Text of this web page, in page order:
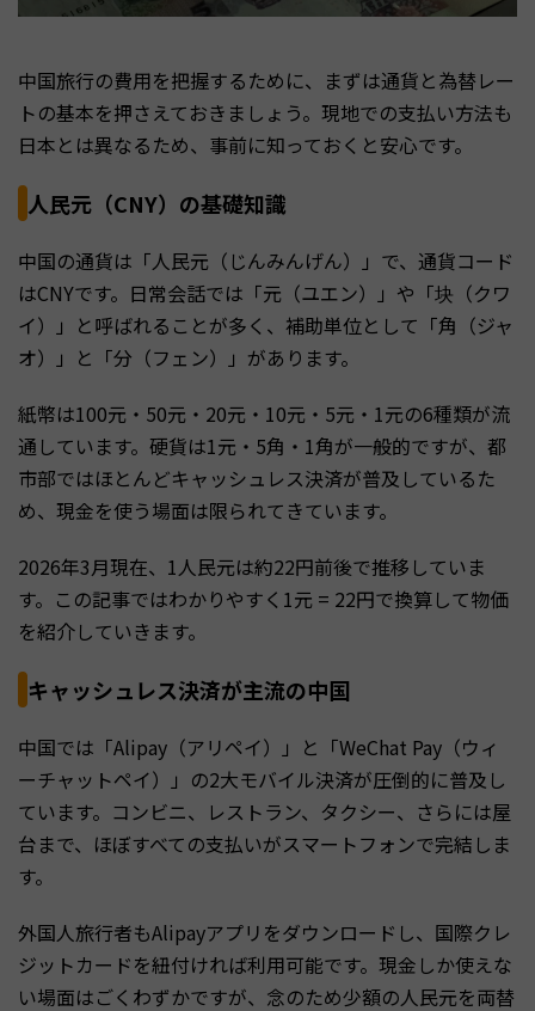
中国旅行の費用を把握するために、まずは通貨と為替レー
トの基本を押さえておきましょう。現地での支払い方法も
日本とは異なるため、事前に知っておくと安心です。
人民元（CNY）の基礎知識
中国の通貨は「人民元（じんみんげん）」で、通貨コード
はCNYです。日常会話では「元（ユエン）」や「块（クワ
イ）」と呼ばれることが多く、補助単位として「角（ジャ
オ）」と「分（フェン）」があります。
紙幣は100元・50元・20元・10元・5元・1元の6種類が流
通しています。硬貨は1元・5角・1角が一般的ですが、都
市部ではほとんどキャッシュレス決済が普及しているた
め、現金を使う場面は限られてきています。
2026年3月現在、1人民元は約22円前後で推移していま
す。この記事ではわかりやすく1元 = 22円で換算して物価
を紹介していきます。
キャッシュレス決済が主流の中国
中国では「Alipay（アリペイ）」と「WeChat Pay（ウィ
ーチャットペイ）」の2大モバイル決済が圧倒的に普及し
ています。コンビニ、レストラン、タクシー、さらには屋
台まで、ほぼすべての支払いがスマートフォンで完結しま
す。
外国人旅行者もAlipayアプリをダウンロードし、国際クレ
ジットカードを紐付ければ利用可能です。現金しか使えな
い場面はごくわずかですが、念のため少額の人民元を両替